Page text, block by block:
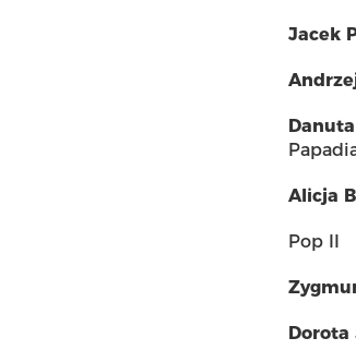
Jacek
Alicja
Pop II
Dorota